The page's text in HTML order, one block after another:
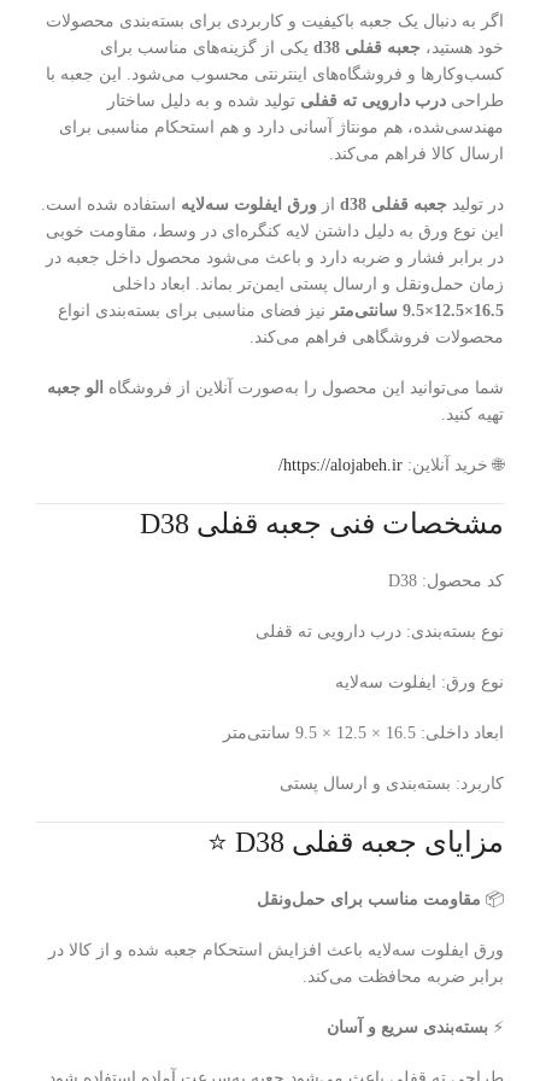
اگر به دنبال یک جعبه باکیفیت و کاربردی برای بسته‌بندی محصولات
خود هستید، جعبه قفلی d38
یکی از گزینه‌های مناسب برای
کسب‌وکارها و فروشگاه‌های اینترنتی محسوب می‌شود. این جعبه با
طراحی درب دارویی ته قفلی تولید شده و به دلیل ساختار
مهندسی‌شده، هم مونتاژ آسانی دارد و هم استحکام مناسبی برای
ارسال کالا فراهم می‌کند.
در تولید جعبه قفلی d38 از ورق ایفلوت سه‌لایه استفاده شده است.
این نوع ورق به دلیل داشتن لایه کنگره‌ای در وسط، مقاومت خوبی
در برابر فشار و ضربه دارد و باعث می‌شود محصول داخل جعبه در
زمان حمل‌ونقل و ارسال پستی ایمن‌تر بماند. ابعاد داخلی
16.5×12.5×9.5 سانتی‌متر
نیز فضای مناسبی برای بسته‌بندی انواع
محصولات فروشگاهی فراهم می‌کند.
شما می‌توانید این محصول را به‌صورت آنلاین از فروشگاه الو جعبه
تهیه کنید.
🌐 خرید آنلاین: https://alojabeh.ir/
مشخصات فنی جعبه قفلی D38
کد محصول: D38
نوع بسته‌بندی: درب دارویی ته قفلی
نوع ورق: ایفلوت سه‌لایه
ابعاد داخلی: 16.5 × 12.5 × 9.5 سانتی‌متر
کاربرد: بسته‌بندی و ارسال پستی
مزایای جعبه قفلی D38 ⭐
📦 مقاومت مناسب برای حمل‌ونقل
ورق ایفلوت سه‌لایه باعث افزایش استحکام جعبه شده و از کالا در
برابر ضربه محافظت می‌کند.
⚡ بسته‌بندی سریع و آسان